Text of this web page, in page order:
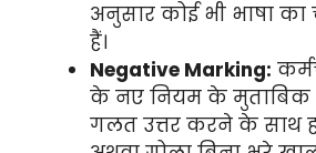
अनुसार कोई भी भाषा
हैं।
Negative Marking:
के नए नियम के मुताबिक
गलत उत्तर करने के साथ